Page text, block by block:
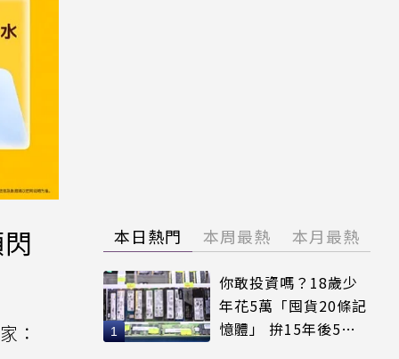
：
本日熱門 本周最熱 本月最熱
你敢投資嗎？18歲少
年花5萬「囤貨20條記
憶體」 拚15年後5倍